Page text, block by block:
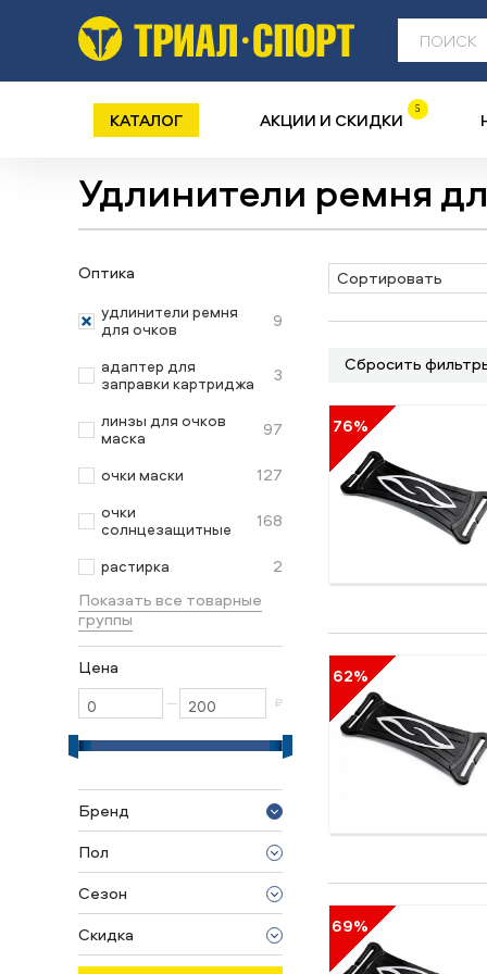
КАТАЛОГ АКЦИИ И СКИДКИ 5
Удлинители ремня
Оптика
удлинители ремня
для очков
9
адаптер для
заправки картриджа
3
линзы для очков
маска
97
очки маски 127
очки
солнцезащитные
168
растирка
2
Показать все товарные
группы
Цена
— ₽
Бренд
K2
Smith
Пол
унисекс
Сезон
2014/2015
2013/2014
Скидка
61-70%
Сортировать
Сбросить
76%
62%
69%